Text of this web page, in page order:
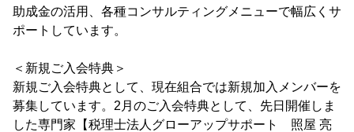
助成金の活用、各種コンサルティングメニューで幅広くサ
ポートしています。
＜新規ご入会特典＞
新規ご入会特典として、現在組合では新規加入メンバーを
募集しています。2月のご入会特典として、先日開催しま
した専門家【税理士法人グローアップサポート 照屋 亮